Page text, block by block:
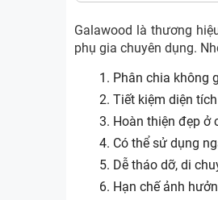
Galawood là thương
phụ gia chuyên dụng.
Phân chia không
Tiết kiệm diện
Hoàn thiện đẹp ở
Có thể sử dụng
Dễ tháo dỡ, di
Hạn chế ảnh